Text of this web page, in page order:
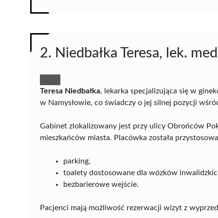
2. Niedbałka Teresa, lek.
Teresa Niedbałka, lekarka specjalizująca się w
w Namysłowie, co świadczy o jej silnej pozycji
Gabinet zlokalizowany jest przy ulicy Obrońców
mieszkańców miasta. Placówka została
parking,
toalety dostosowane dla wózków
bezbarierowe wejście.
Pacjenci mają możliwość rezerwacji wizyt z